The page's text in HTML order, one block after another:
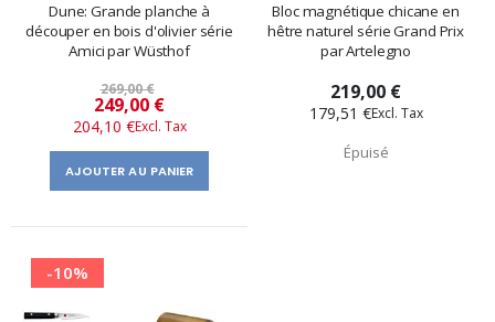
Dune: Grande planche à
découper en bois d'olivier série
Amici par Wüsthof
269,00 €
Prix
spécial
249,00 €
204,10 €
AJOUTER AU PANIER
Bloc magnétique chicane en
hêtre naturel série Grand Prix
par Artelegno
219,00 €
179,51 €
Épuisé
-10%